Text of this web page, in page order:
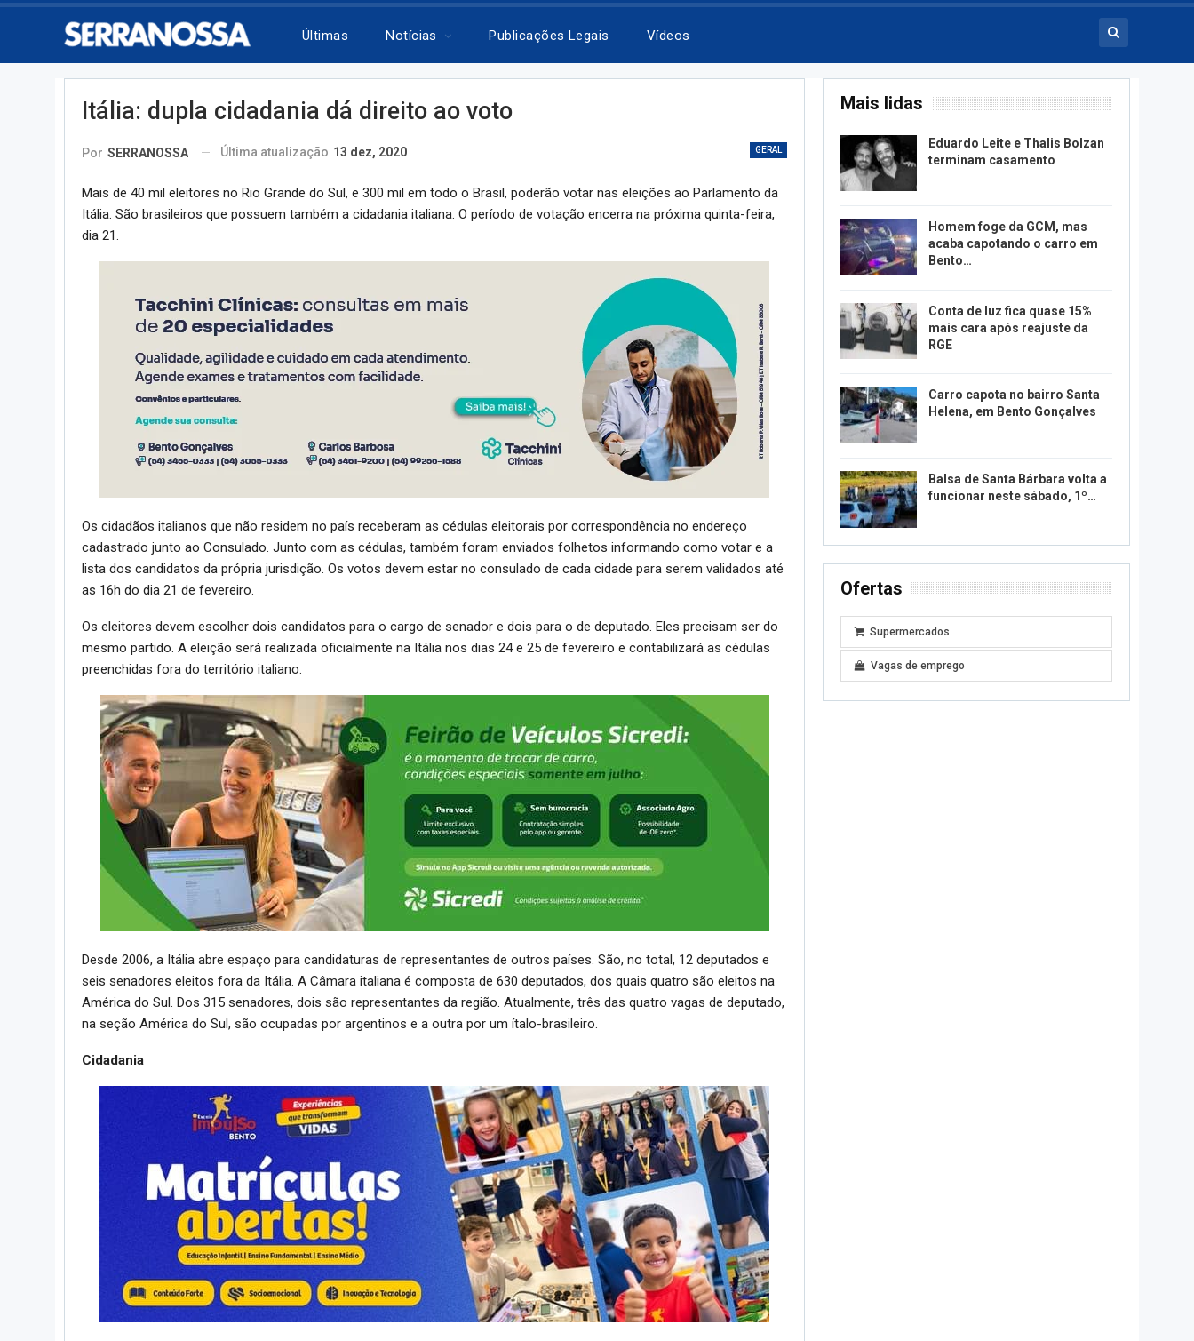
Últimas Notícias Publicações Legais Vídeos
Itália: dupla cidadania dá direito ao voto
GERAL
Por SERRANOSSA Última atualização 13 dez, 2020
Mais de 40 mil eleitores no Rio Grande do Sul, e 300 mil em todo o Brasil, poderão votar nas eleições ao Parlamento da
Itália. São brasileiros que possuem também a cidadania italiana. O período de votação encerra na próxima quinta-feira,
dia 21.
Os cidadãos italianos que não residem no país receberam as cédulas eleitorais por correspondência no endereço
cadastrado junto ao Consulado. Junto com as cédulas, também foram enviados folhetos informando como votar e a
lista dos candidatos da própria jurisdição. Os votos devem estar no consulado de cada cidade para serem validados até
as 16h do dia 21 de fevereiro.
Os eleitores devem escolher dois candidatos para o cargo de senador e dois para o de deputado. Eles precisam ser do
mesmo partido. A eleição será realizada oficialmente na Itália nos dias 24 e 25 de fevereiro e contabilizará as cédulas
preenchidas fora do território italiano.
Desde 2006, a Itália abre espaço para candidaturas de representantes de outros países. São, no total, 12 deputados e
seis senadores eleitos fora da Itália. A Câmara italiana é composta de 630 deputados, dos quais quatro são eleitos na
América do Sul. Dos 315 senadores, dois são representantes da região. Atualmente, três das quatro vagas de deputado,
na seção América do Sul, são ocupadas por argentinos e a outra por um ítalo-brasileiro.
Cidadania
Mais lidas
Eduardo Leite e Thalis Bolzan
terminam casamento
Homem foge da GCM, mas
acaba capotando o carro em
Bento…
Conta de luz fica quase 15%
mais cara após reajuste da
RGE
Carro capota no bairro Santa
Helena, em Bento Gonçalves
Balsa de Santa Bárbara volta a
funcionar neste sábado, 1º…
Ofertas
Supermercados
Vagas de emprego